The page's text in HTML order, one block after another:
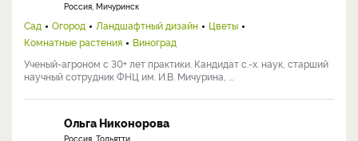
Россия, Мичуринск
Сад Огород Ландшафтный дизайн
Цветы
Комнатные растения
Виноград
Ученый-агроном с 30+ лет практики. Кандидат с.-х. наук, старший
научный сотрудник ФНЦ им. И.В. Мичурина, ...
Ольга Никонорова
Россия, Тольятти